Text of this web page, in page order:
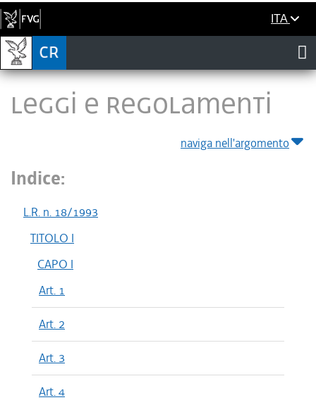
ITA
LEGGI E REGOLAMENTI
naviga nell'argomento
Indice:
L.R. n. 18/1993
TITOLO I
CAPO I
Art. 1
Art. 2
Art. 3
Art. 4